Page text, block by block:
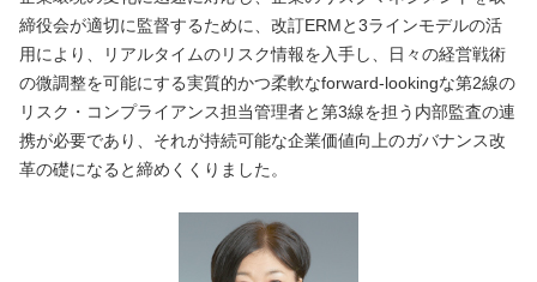
締役会が適切に監督するために、改訂ERMと3ラインモデルの活
用により、リアルタイムのリスク情報を入手し、日々の経営戦術
の微調整を可能にする実質的かつ柔軟なforward-lookingな第2線の
リスク・コンプライアンス担当管理者と第3線を担う内部監査の連
携が必要であり、それが持続可能な企業価値向上のガバナンス改
革の礎になると締めくくりました。